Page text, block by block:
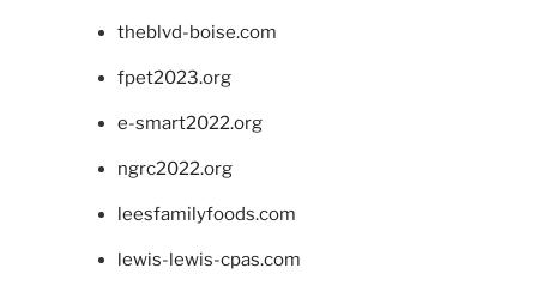
theblvd-boise.com
fpet2023.org
e-smart2022.org
ngrc2022.org
leesfamilyfoods.com
lewis-lewis-cpas.com